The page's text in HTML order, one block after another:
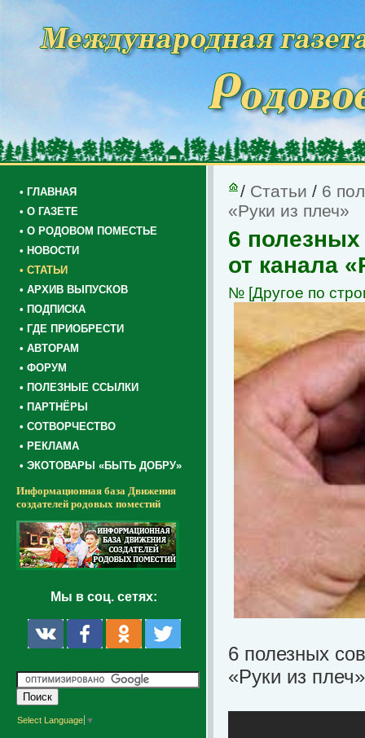
• ГЛАВНАЯ
• О ГАЗЕТЕ
• О РОДОВОМ ПОМЕСТЬЕ
• НОВОСТИ
• СТАТЬИ
• АРХИВ ВЫПУСКОВ
• ПОДПИСКА
• ГДЕ ПРИОБРЕСТИ
• АВТОРАМ
• ФОРУМ
• ПОЛЕЗНЫЕ ССЫЛКИ
• ПАРТНЁРЫ
• СОТВОРЧЕСТВО
• РЕКЛАМА
• ЭКОТОВАРЫ «БЫТЬ ДОБРУ»
Информационная база Движения
создателей родовых поместий
Мы в соц. сетях:
Select Language ▼
/ Статьи / 6
«Руки из плеч»
6
от канала
№ [Другое по
6 полезных
«Руки из плеч»